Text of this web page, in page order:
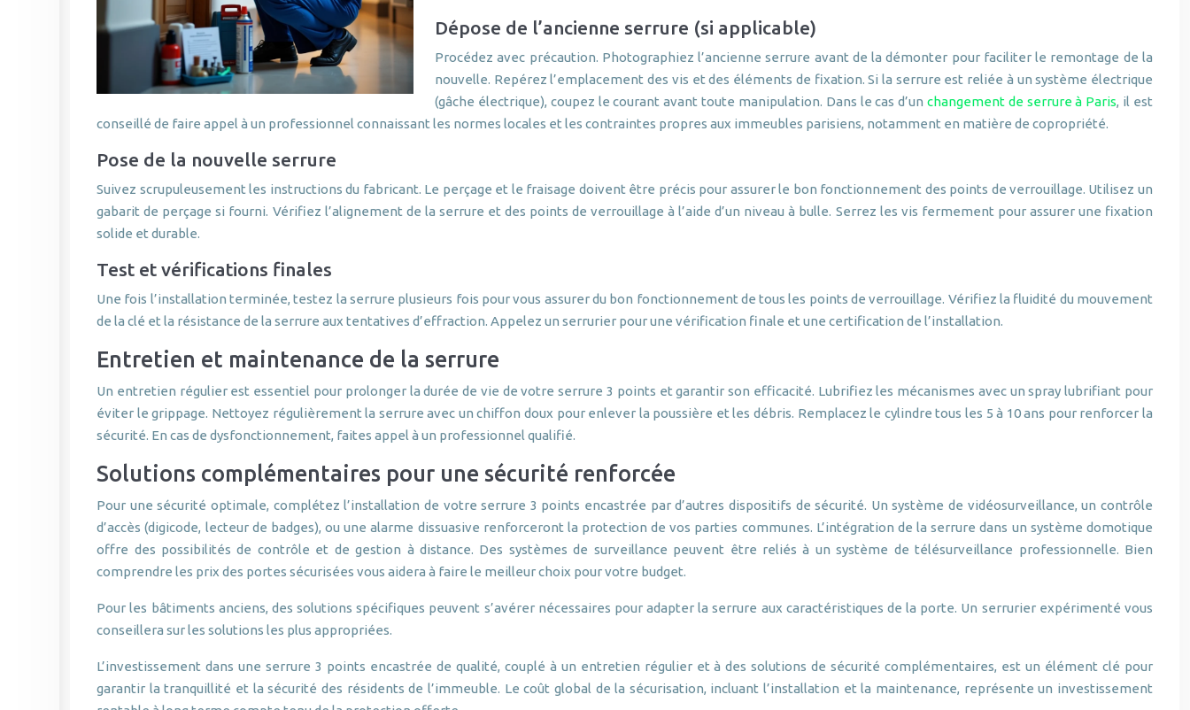
Dépose de l’ancienne serrure (si applicable)
Procédez avec précaution. Photographiez l’ancienne serrure avant de la démonter pour faciliter le remontage de la
nouvelle. Repérez l’emplacement des vis et des éléments de fixation. Si la serrure est reliée à un système électrique
(gâche électrique), coupez le courant avant toute manipulation. Dans le cas d’un changement de serrure à Paris, il est
conseillé de faire appel à un professionnel connaissant les normes locales et les contraintes propres aux immeubles parisiens, notamment en matière de copropriété.
Pose de la nouvelle serrure
Suivez scrupuleusement les instructions du fabricant. Le perçage et le fraisage doivent être précis pour assurer le bon fonctionnement des points de verrouillage. Utilisez un
gabarit de perçage si fourni. Vérifiez l’alignement de la serrure et des points de verrouillage à l’aide d’un niveau à bulle. Serrez les vis fermement pour assurer une fixation
solide et durable.
Test et vérifications finales
Une fois l’installation terminée, testez la serrure plusieurs fois pour vous assurer du bon fonctionnement de tous les points de verrouillage. Vérifiez la fluidité du mouvement
de la clé et la résistance de la serrure aux tentatives d’effraction. Appelez un serrurier pour une vérification finale et une certification de l’installation.
Entretien et maintenance de la serrure
Un entretien régulier est essentiel pour prolonger la durée de vie de votre serrure 3 points et garantir son efficacité. Lubrifiez les mécanismes avec un spray lubrifiant pour
éviter le grippage. Nettoyez régulièrement la serrure avec un chiffon doux pour enlever la poussière et les débris. Remplacez le cylindre tous les 5 à 10 ans pour renforcer la
sécurité. En cas de dysfonctionnement, faites appel à un professionnel qualifié.
Solutions complémentaires pour une sécurité renforcée
Pour une sécurité optimale, complétez l’installation de votre serrure 3 points encastrée par d’autres dispositifs de sécurité. Un système de vidéosurveillance, un contrôle
d’accès (digicode, lecteur de badges), ou une alarme dissuasive renforceront la protection de vos parties communes. L’intégration de la serrure dans un système domotique
offre des possibilités de contrôle et de gestion à distance. Des systèmes de surveillance peuvent être reliés à un système de télésurveillance professionnelle. Bien
comprendre les prix des portes sécurisées vous aidera à faire le meilleur choix pour votre budget.
Pour les bâtiments anciens, des solutions spécifiques peuvent s’avérer nécessaires pour adapter la serrure aux caractéristiques de la porte. Un serrurier expérimenté vous
conseillera sur les solutions les plus appropriées.
L’investissement dans une serrure 3 points encastrée de qualité, couplé à un entretien régulier et à des solutions de sécurité complémentaires, est un élément clé pour
garantir la tranquillité et la sécurité des résidents de l’immeuble. Le coût global de la sécurisation, incluant l’installation et la maintenance, représente un investissement